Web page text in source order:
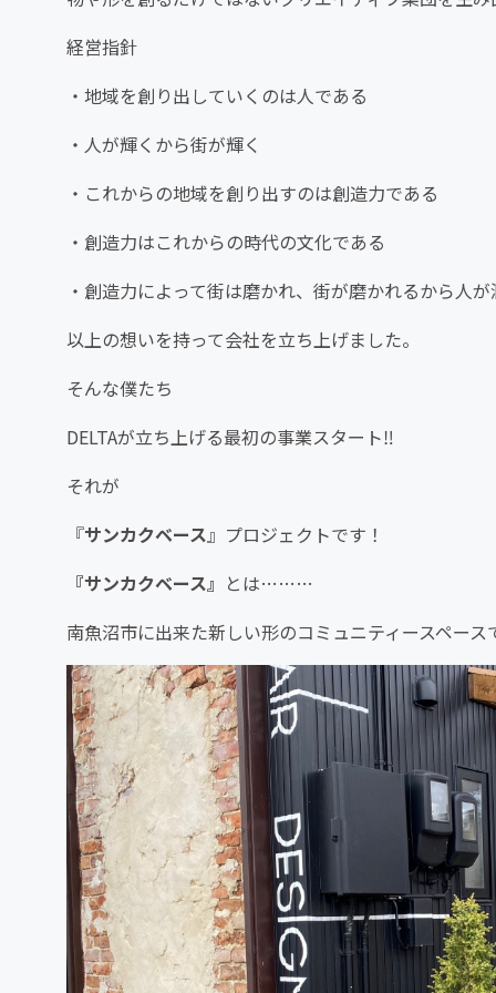
経営指針
・地域を創り出していくのは人である
・人が輝くから街が輝く
・これからの地域を創り出すのは創造力である
・創造力はこれからの時代の文化である
・創造力によって街は磨かれ、街が磨かれるから人
以上の想いを持って会社を立ち上げました。
そんな僕たち
DELTAが立ち上げる最初の事業スタート‼︎
それが
『サンカクベース』プロジェクトです！
『サンカクベース』 とは………
南魚沼市に出来た新しい形のコミュニティースペース